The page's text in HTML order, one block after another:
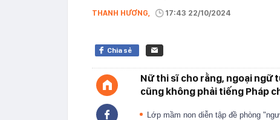
THANH HƯƠNG, 17:43 22/10/2024
Chia sẻ
Nữ thi sĩ cho rằng, ngoại ngữ
cũng không phải tiếng Pháp
Lớp mầm non diễn tập đề phòng